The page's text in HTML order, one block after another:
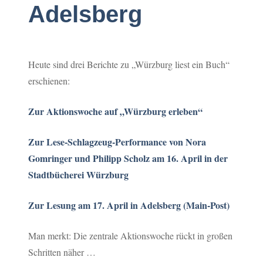
Adelsberg
Heute sind drei Berichte zu „Würzburg liest ein Buch“
erschienen:
Zur Aktionswoche auf „Würzburg erleben“
Zur Lese-Schlagzeug-Performance von Nora
Gomringer und Philipp Scholz am 16. April in der
Stadtbücherei Würzburg
Zur Lesung am 17. April in Adelsberg (Main-Post)
Man merkt: Die zentrale Aktionswoche rückt in großen
Schritten näher …